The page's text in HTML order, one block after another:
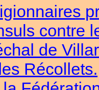
contre
de
Récollets.